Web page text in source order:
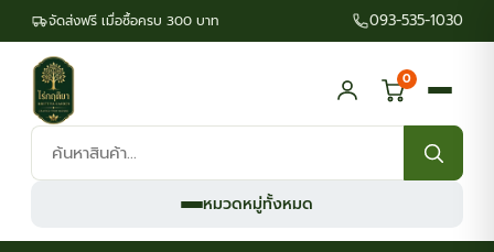
จัดส่งฟรี เมื่อซื้อครบ 300 บาท 093-535-1030
ค้นหา
สินค้า:
0
หมวดหมู่ทั้งหมด